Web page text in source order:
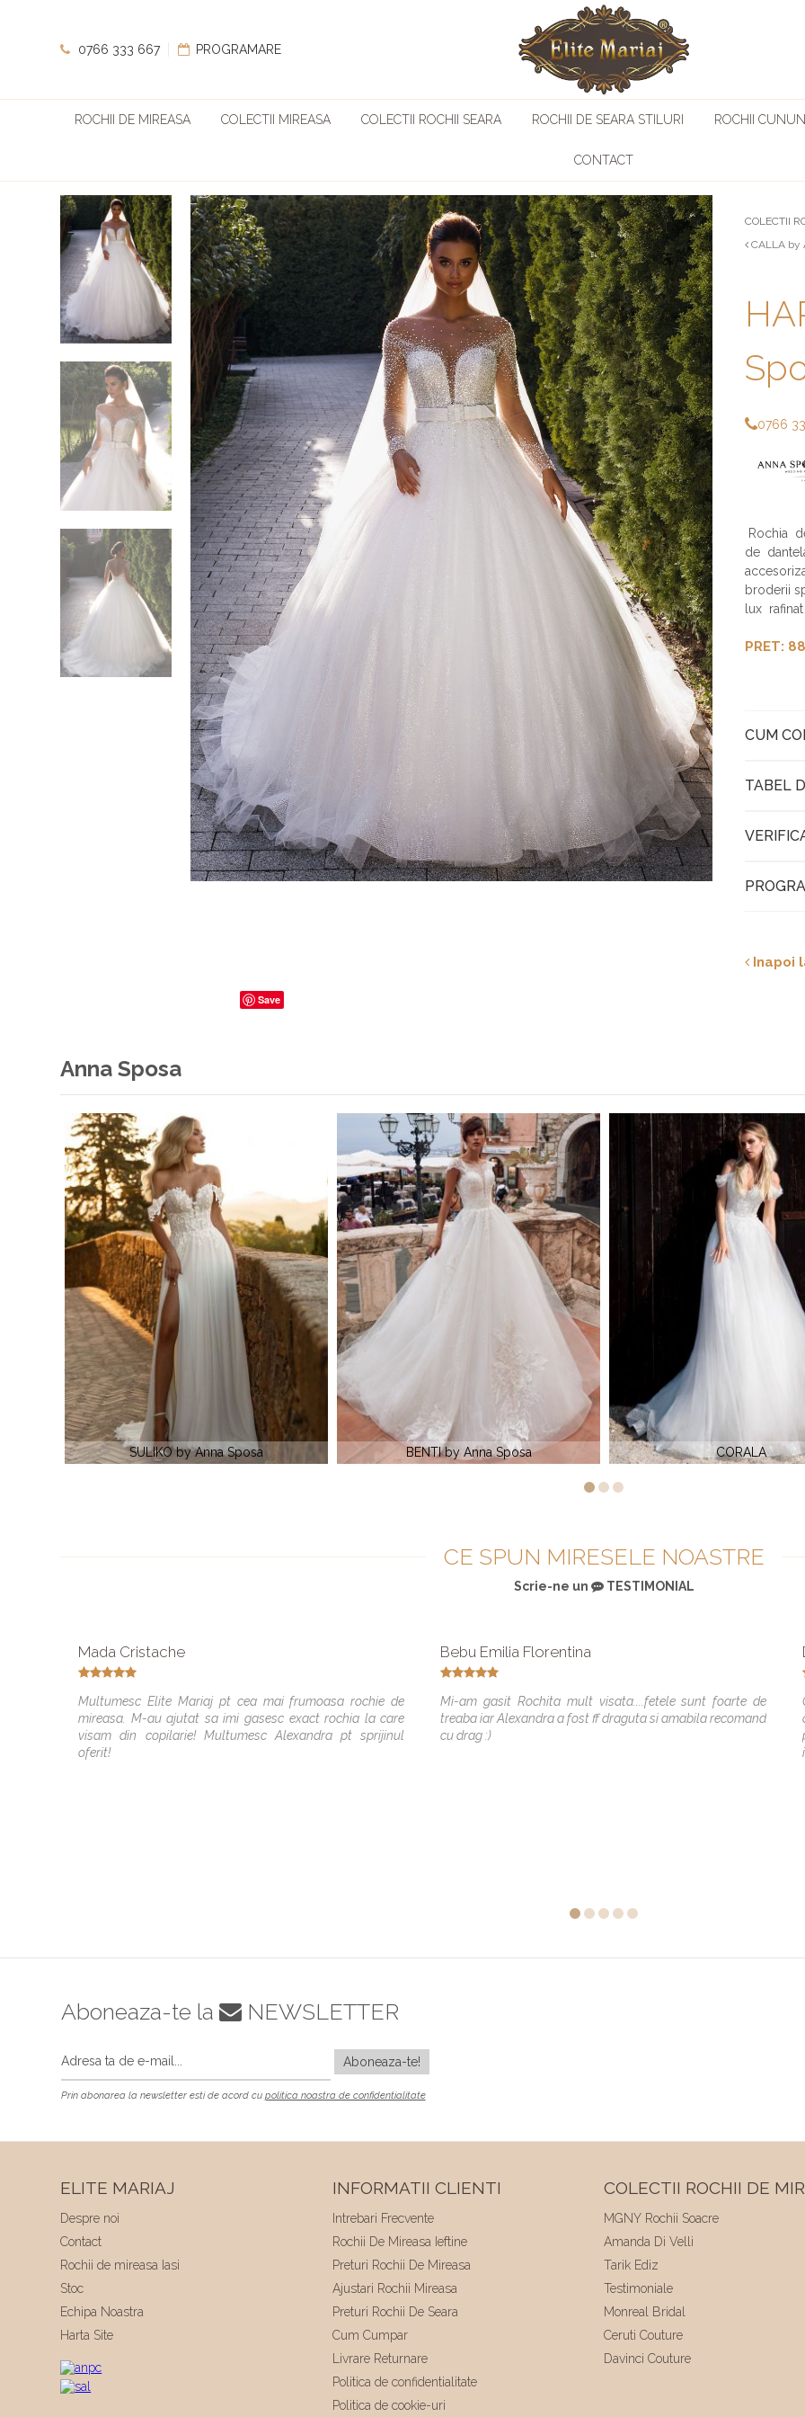
0766 333 667 PROGRAMARE
ROCHII DE MIREASA COLECTII MIREASA COLECTII ROCHII SEARA ROCHII DE SEARA STILURI ROCHII
CONTACT
COLECTII
CALLA by
0766
Rochia
de
broderii
lux
PRET:
CUM
TABEL
Inapoi
Save
Anna Sposa
BENTI by Anna Sposa CORALA CANTA by Anna
CE SPUN MIRESELE NOASTRE
Scrie-ne un TESTIMONIAL
Mada Cristache
Multumesc Elite Mariaj pt cea mai frumoasa rochie de
mireasa. M-au ajutat sa imi gasesc exact rochia la care
visam din copilarie! Multumesc Alexandra pt sprijinul
oferit!
Bebu Emilia Florentina
Mi-am gasit Rochita mult visata....fetele sunt foarte de
treaba iar Alexandra a fost ff draguta si amabila recomand
cu drag :)
Aboneaza-te la NEWSLETTER
Prin abonarea la newsletter esti de acord cu politica noastra de confidentialitate
ELITE MARIAJ
Despre noi
Contact
Rochii de mireasa Iasi
Stoc
Echipa Noastra
Harta Site
INFORMATII CLIENTI
Intrebari Frecvente
Rochii De Mireasa Ieftine
Preturi Rochii De Mireasa
Ajustari Rochii Mireasa
Preturi Rochii De Seara
Cum Cumpar
Livrare Returnare
Politica de confidentialitate
Politica de cookie-uri
COLECTII ROCHII DE
MGNY Rochii Soacre
Amanda Di Velli
Tarik Ediz
Testimoniale
Monreal Bridal
Ceruti Couture
Davinci Couture